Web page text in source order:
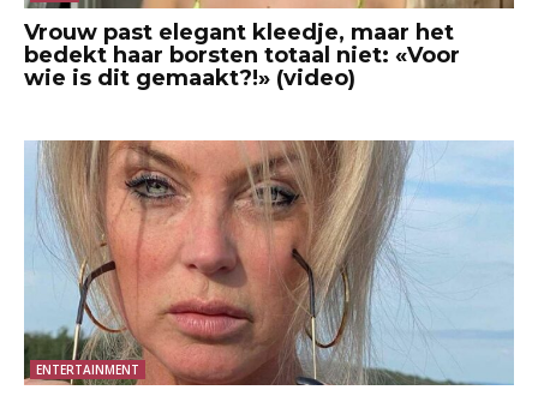
Vrouw past elegant kleedje, maar het
bedekt haar borsten totaal niet: «Voor
wie is dit gemaakt?!» (video)
ENTERTAINMENT